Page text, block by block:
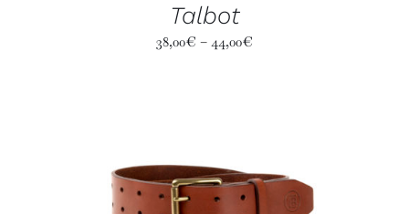
Talbot
38,00€ – 44,00€